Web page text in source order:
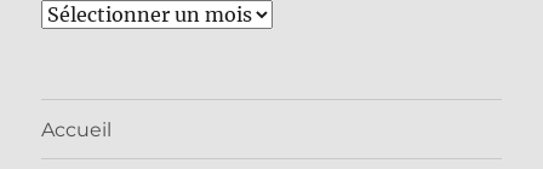
Archives
Accueil